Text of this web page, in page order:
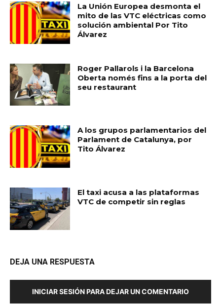
La Unión Europea desmonta el
mito de las VTC eléctricas como
solución ambiental Por Tito
Álvarez
Roger Pallarols i la Barcelona
Oberta només fins a la porta del
seu restaurant
A los grupos parlamentarios del
Parlament de Catalunya, por
Tito Álvarez
El taxi acusa a las plataformas
VTC de competir sin reglas
DEJA UNA RESPUESTA
INICIAR SESIÓN PARA DEJAR UN COMENTARIO